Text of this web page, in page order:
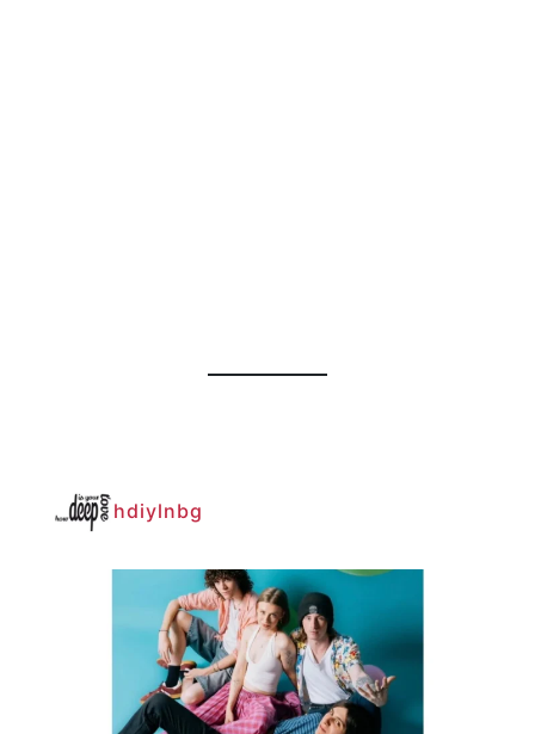
hdiylnbg